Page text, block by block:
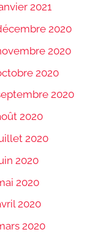
2021
2020
2020
2020
2020
2020
2020
2020
2020
2020
2020